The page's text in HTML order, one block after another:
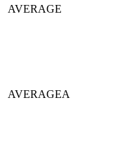
AVERAGE
AVERAGEA